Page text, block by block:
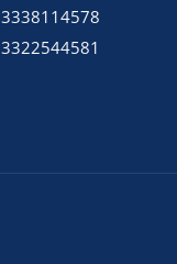
3338114578
3322544581